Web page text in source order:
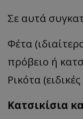
Σε αυτά
Φέτα
πρόβειο ή
Ρικότα
Κατσικίσια